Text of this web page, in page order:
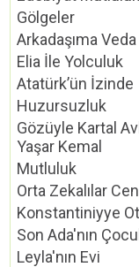
Gölgeler
Arkadaşıma Veda
Elia İle Yolculuk
Atatürk’ün İzinde
Huzursuzluk
Gözüyle Kartal
Yaşar Kemal
Mutluluk
Orta Zekalılar
Konstantiniyye
Son Ada'nın
Leyla'nın Evi